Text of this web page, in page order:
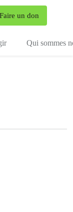
Faire un don
Qui sommes